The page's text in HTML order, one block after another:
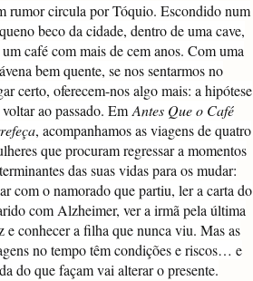
rumor circula por Tóquio. Escondido num
beco da cidade, dentro de uma cave,
café com mais de cem anos. Com uma
bem quente, se nos sentarmos no
certo, oferecem-nos algo mais: a hipótese
ao passado. Em Antes Que o Café
, acompanhamos as viagens de quatro
que procuram regressar a momentos
das suas vidas para os mudar:
com o namorado que partiu, ler a carta do
com Alzheimer, ver a irmã pela última
e conhecer a filha que nunca viu. Mas as
no tempo têm condições e riscos… e
do que façam vai alterar o presente.